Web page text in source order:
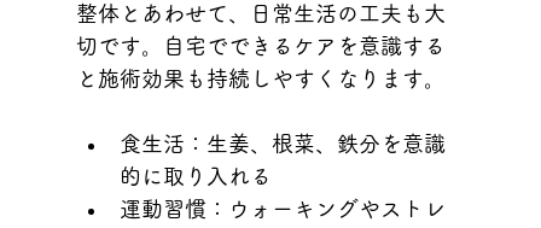
整体とあわせて、日常生活の工夫も大
切です。自宅でできるケアを意識する
と施術効果も持続しやすくなります。
食生活：生姜、根菜、鉄分を意識
的に取り入れる
運動習慣：ウォーキングやストレ